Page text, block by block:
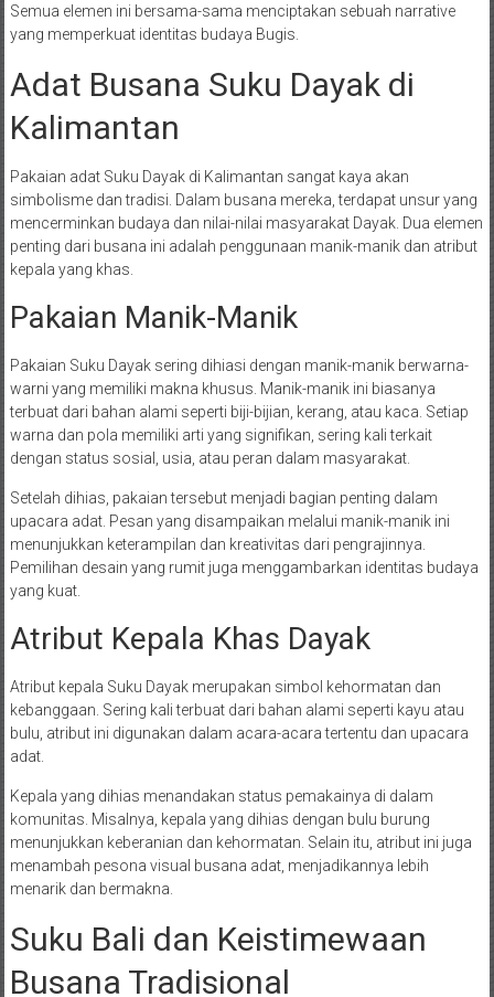
Semua elemen ini bersama-sama menciptakan sebuah narrative
yang memperkuat identitas budaya Bugis.
Adat Busana Suku Dayak di
Kalimantan
Pakaian adat Suku Dayak di Kalimantan sangat kaya akan
simbolisme dan tradisi. Dalam busana mereka, terdapat unsur yang
mencerminkan budaya dan nilai-nilai masyarakat Dayak. Dua elemen
penting dari busana ini adalah penggunaan manik-manik dan atribut
kepala yang khas.
Pakaian Manik-Manik
Pakaian Suku Dayak sering dihiasi dengan manik-manik berwarna-
warni yang memiliki makna khusus. Manik-manik ini biasanya
terbuat dari bahan alami seperti biji-bijian, kerang, atau kaca. Setiap
warna dan pola memiliki arti yang signifikan, sering kali terkait
dengan status sosial, usia, atau peran dalam masyarakat.
Setelah dihias, pakaian tersebut menjadi bagian penting dalam
upacara adat. Pesan yang disampaikan melalui manik-manik ini
menunjukkan keterampilan dan kreativitas dari pengrajinnya.
Pemilihan desain yang rumit juga menggambarkan identitas budaya
yang kuat.
Atribut Kepala Khas Dayak
Atribut kepala Suku Dayak merupakan simbol kehormatan dan
kebanggaan. Sering kali terbuat dari bahan alami seperti kayu atau
bulu, atribut ini digunakan dalam acara-acara tertentu dan upacara
adat.
Kepala yang dihias menandakan status pemakainya di dalam
komunitas. Misalnya, kepala yang dihias dengan bulu burung
menunjukkan keberanian dan kehormatan. Selain itu, atribut ini juga
menambah pesona visual busana adat, menjadikannya lebih
menarik dan bermakna.
Suku Bali dan Keistimewaan
Busana Tradisional